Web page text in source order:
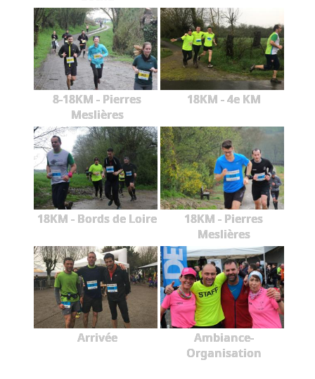
8-18KM - Pierres
Meslières
18KM - 4e KM
18KM - Bords de Loire
18KM - Pierres
Meslières
Arrivée
Ambiance-
Organisation